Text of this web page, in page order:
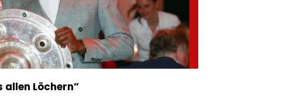
Löchern”